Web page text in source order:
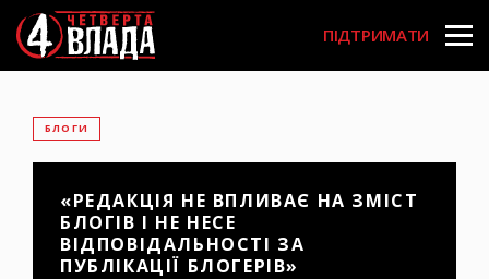
Перейти
до
основного
вмісту
User
account
ПІДТРИМАТИ
БЛОГИ
«РЕДАКЦІЯ НЕ ВПЛИВАЄ НА ЗМІСТ
БЛОГІВ І НЕ НЕСЕ
ВІДПОВІДАЛЬНОСТІ ЗА
ПУБЛІКАЦІЇ БЛОГЕРІВ»